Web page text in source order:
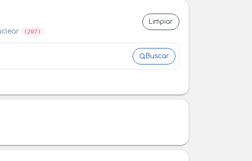
(207)
Limpiar
Buscar